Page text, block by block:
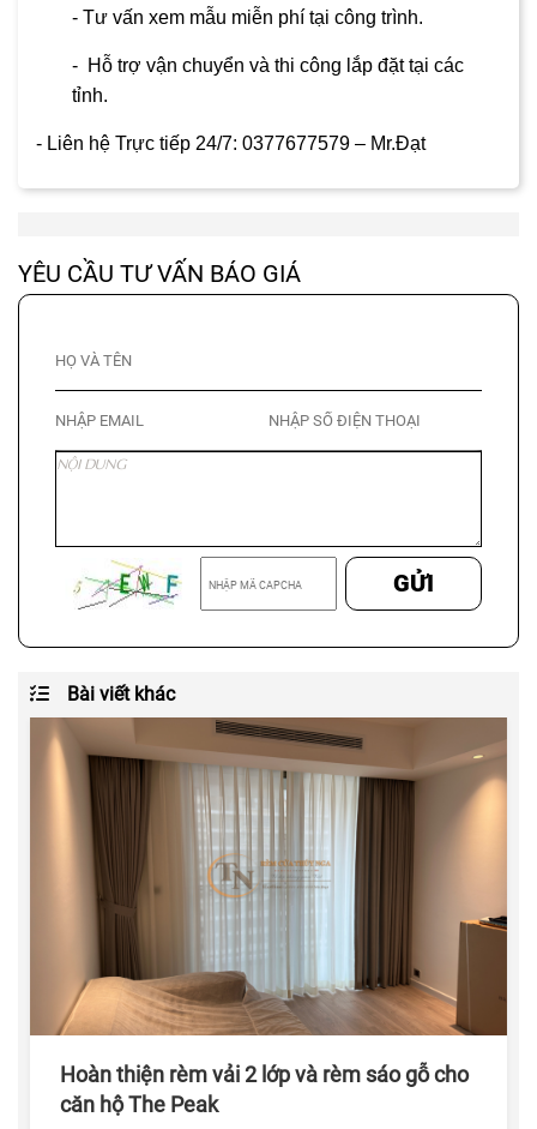
- Tư vấn xem mẫu miễn phí tại công trình.
- Hỗ trợ vận chuyển và thi công lắp đặt tại các
tỉnh.
- Liên hệ Trực tiếp 24/7: 0377677579 – Mr.Đạt
YÊU CẦU TƯ VẤN BÁO GIÁ
GỬI
Bài viết khác
Hoàn thiện rèm vải 2 lớp và rèm sáo gỗ cho
căn hộ The Peak